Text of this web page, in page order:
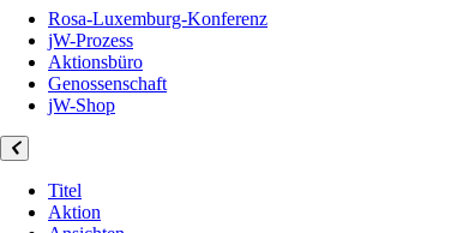
Rosa-Luxemburg-Konferenz
jW-Prozess
Aktionsbüro
Genossenschaft
jW-Shop
Titel
Aktion